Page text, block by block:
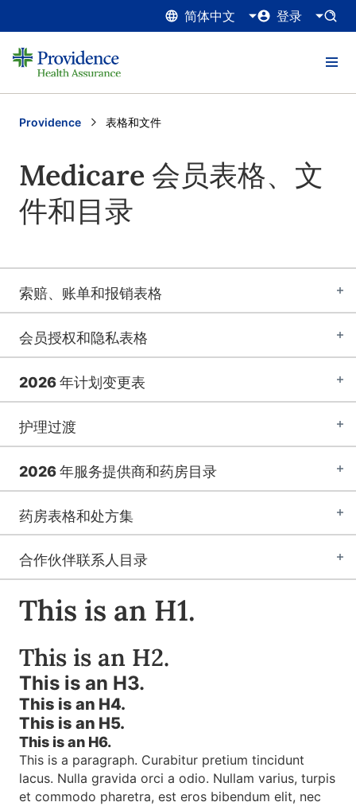
简体中文 登录
Providence Current:
表格和文件
Medicare 会员表格、文
件和目录
索赔、账单和报销表格
会员授权和隐私表格
2026 年计划变更表
护理过渡
2026 年服务提供商和药房目录
药房表格和处方集
合作伙伴联系人目录
This is an H1.
This is an H2.
This is an H3.
This is an H4.
This is an H5.
This is an H6.
This is a paragraph. Curabitur pretium tincidunt
lacus. Nulla gravida orci a odio. Nullam varius, turpis
et commodo pharetra, est eros bibendum elit, nec